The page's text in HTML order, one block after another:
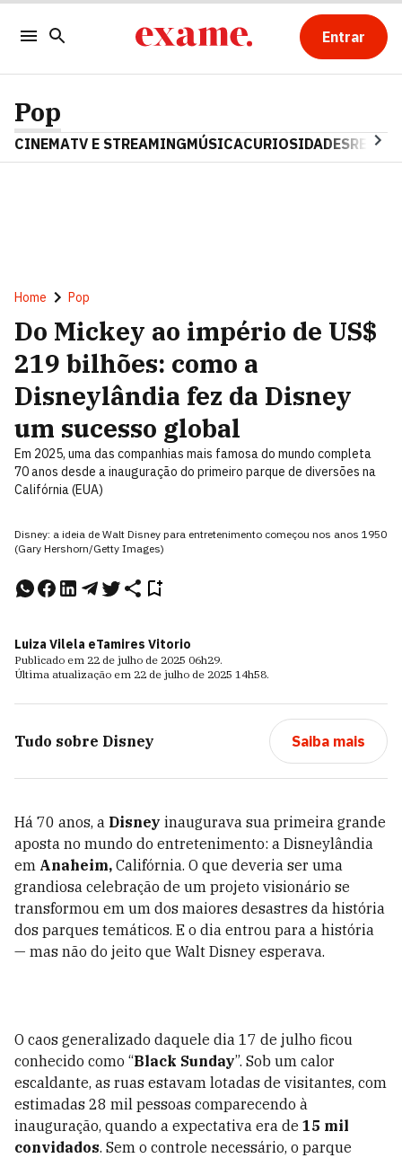
Entrar
Pop
CINEMATV E STREAMINGMÚSICACURIOSIDADES
Home Pop
Do Mickey ao império de US$
219 bilhões: como a
Disneylândia fez da Disney
um sucesso global
Em 2025, uma das companhias mais famosa do mundo completa
70 anos desde a inauguração do primeiro parque de diversões na
Califórnia (EUA)
Disney: a ideia de Walt Disney para entretenimento começou nos anos 1950
(Gary Hershorn/Getty Images)
Luiza Vilela eTamires Vitorio
Publicado em 22 de julho de 2025 06h29.
Última atualização em 22 de julho de 2025 14h58.
Tudo sobre Disney Saiba mais
Há 70 anos, a Disney inaugurava sua primeira grande
aposta no mundo do entretenimento: a Disneylândia
em Anaheim, Califórnia. O que deveria ser uma
grandiosa celebração de um projeto visionário se
transformou em um dos maiores desastres da história
dos parques temáticos. E o dia entrou para a história
— mas não do jeito que Walt Disney esperava.
O caos generalizado daquele dia 17 de julho ficou
conhecido como “Black Sunday”. Sob um calor
escaldante, as ruas estavam lotadas de visitantes, com
estimadas 28 mil pessoas comparecendo à
inauguração, quando a expectativa era de 15 mil
convidados. Sem o controle necessário, o parque